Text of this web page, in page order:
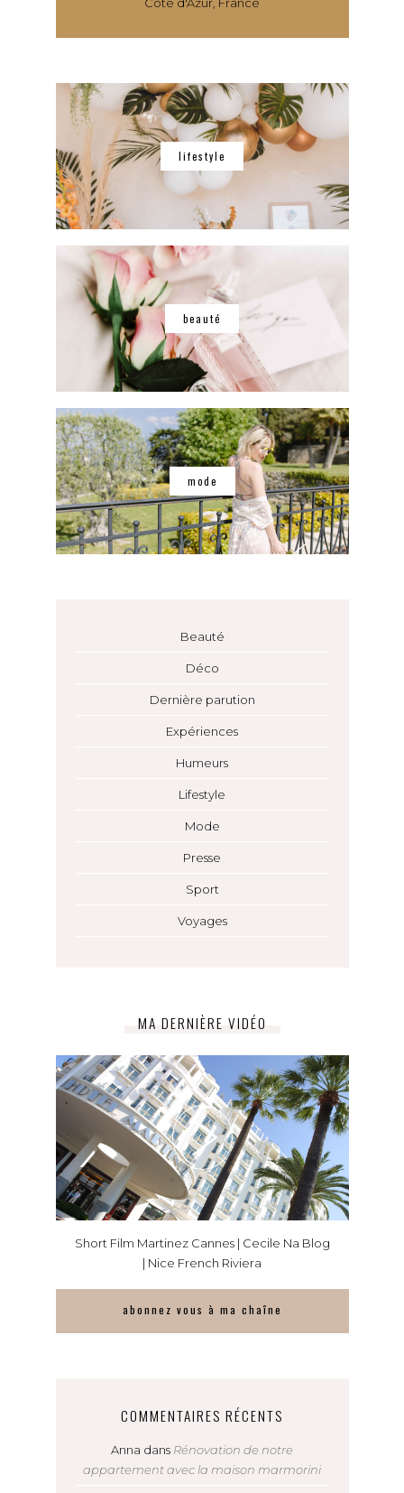
lifestyle
beauté
mode
Beauté
Déco
Dernière parution
Expériences
Humeurs
Lifestyle
Mode
Presse
Sport
Voyages
MA DERNIÈRE VIDÉO
Short Film Martinez Cannes | Cecile Na Blog
| Nice French Riviera
abonnez vous à ma chaîne
COMMENTAIRES RÉCENTS
Anna dans Rénovation de notre
appartement avec la maison marmorini